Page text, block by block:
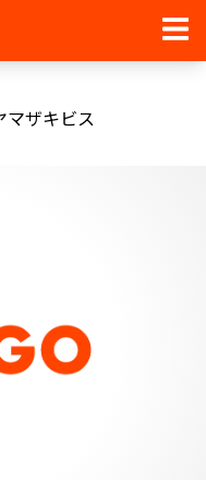
マザキビス